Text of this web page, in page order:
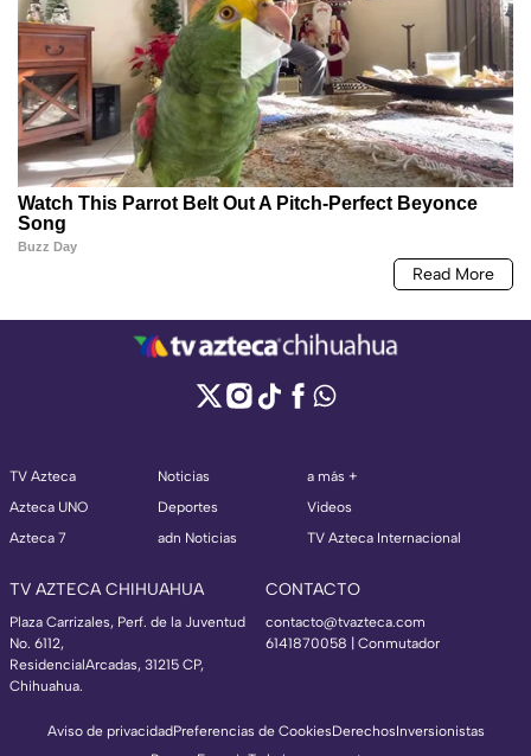
TV Azteca
Azteca UNO
Azteca 7
Noticias
Deportes
adn Noticias
a más +
Videos
TV Azteca Internacional
TV AZTECA CHIHUAHUA
Plaza Carrizales, Perf. de la Juventud
No. 6112,
ResidencialArcadas, 31215 CP,
Chihuahua.
CONTACTO
contacto@tvazteca.com
6141870058 | Conmutador
Aviso de privacidadPreferencias de CookiesDerechosInversionistas